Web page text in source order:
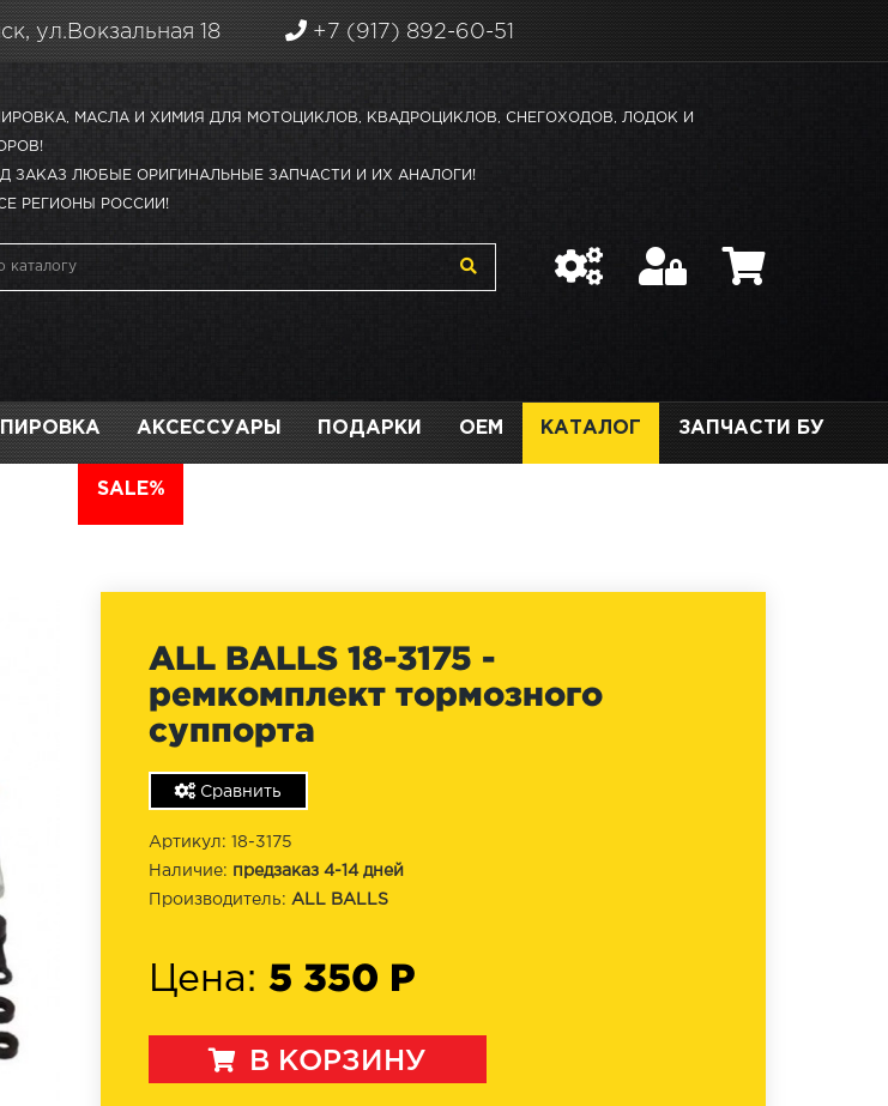
ул.Вокзальная 18 +7 (917) 892-60-51
МАСЛА И ХИМИЯ ДЛЯ МОТОЦИКЛОВ, КВАДРОЦИКЛОВ, СНЕГОХОДОВ, ЛОДОК И
ЗАКАЗ ЛЮБЫЕ ОРИГИНАЛЬНЫЕ ЗАПЧАСТИ И ИХ АНАЛОГИ!
РЕГИОНЫ РОССИИ!
АКСЕССУАРЫ ПОДАРКИ OEM КАТАЛОГ ЗАПЧАСТИ БУ
SALE%
ALL BALLS 18-3175 -
ремкомплект тормозного
суппорта
Сравнить
Артикул: 18-3175
Наличие: предзаказ 4-14 дней
Производитель: ALL BALLS
Цена: 5 350 Р
В КОРЗИНУ